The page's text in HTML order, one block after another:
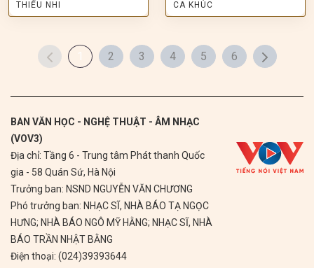
THIẾU NHI CA KHÚC
1 2 3 4 5 6
BAN VĂN HỌC - NGHỆ THUẬT - ÂM NHẠC
(VOV3)
Địa chỉ: Tầng 6 - Trung tâm Phát thanh Quốc
gia - 58 Quán Sứ, Hà Nội
Trưởng ban: NSND NGUYỄN VĂN CHƯƠNG
Phó trưởng ban: NHẠC SĨ, NHÀ BÁO TẠ NGỌC
HƯNG; NHÀ BÁO NGÔ MỸ HẰNG; NHẠC SĨ, NHÀ
BÁO TRẦN NHẬT BẰNG
Điện thoại: (024)39393644